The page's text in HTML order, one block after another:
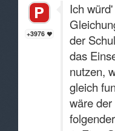
+3976
Ich
der
das
nutzen,
gleich
wäre